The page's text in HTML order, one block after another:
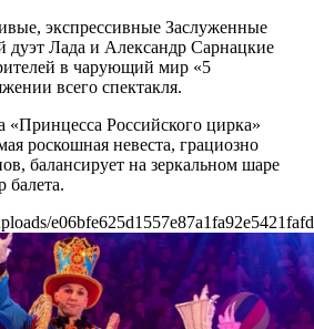
экспрессивные Заслуженные
дуэт Лада и Александр Сарнацкие
в чарующий мир «5
всего спектакля.
«Принцесса Российского цирка»
роскошная невеста, грациозно
балансирует на зеркальном шаре
балета.